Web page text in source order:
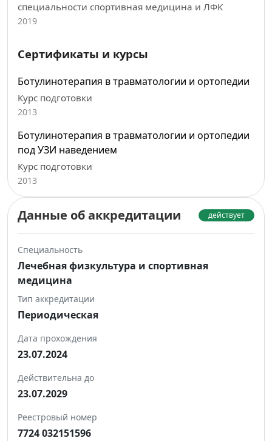
специальности спортивная медицина и ЛФК
2019
Сертификаты и курсы
Ботулинотерапия в травматологии и ортопедии
Курс подготовки
2013
Ботулинотерапия в травматологии и ортопедии
под УЗИ наведением
Курс подготовки
2013
Данные об аккредитации действует
Специальность
Лечебная физкультура и спортивная
медицина
Тип аккредитации
Периодическая
Дата прохождения
23.07.2024
Действительна до
23.07.2029
Реестровый номер
7724 032151596